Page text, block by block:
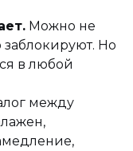
Можно не
заблокируют. Но
в любой
между